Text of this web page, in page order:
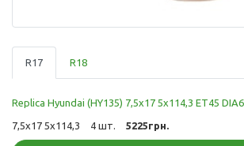
R17 R18
Replica Hyundai (HY135) 7,5x17 5x114,3 ET45
7,5x17 5x114,3 4 шт. 5225грн.